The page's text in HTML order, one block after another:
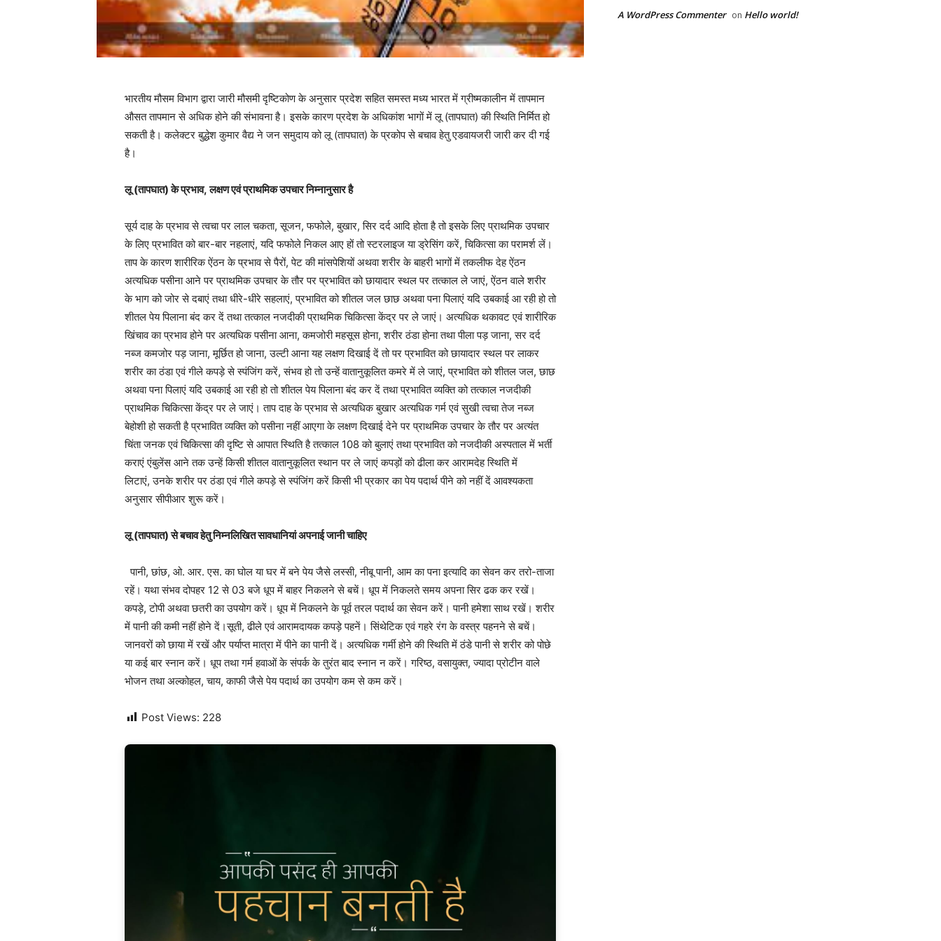
भारतीय मौसम विभाग द्वारा जारी मौसमी दृष्टिकोण के अनुसार प्रदेश सहित समस्त मध्य भारत में ग्रीष्मकालीन में तापमान
औसत तापमान से अधिक होने की संभावना है। इसके कारण प्रदेश के अधिकांश भागों में लू (तापघात) की स्थिति निर्मित हो
सकती है। कलेक्टर बुद्धेश कुमार वैद्य ने जन समुदाय को लू (तापघात) के प्रकोप से बचाव हेतु एडवायजरी जारी कर दी गई
है।
लू (तापघात) के प्रभाव, लक्षण एवं प्राथमिक उपचार निम्नानुसार है
सूर्य दाह के प्रभाव से त्वचा पर लाल चकता, सूजन, फफोले, बुखार, सिर दर्द आदि होता है तो इसके लिए प्राथमिक उपचार
के लिए प्रभावित को बार-बार नहलाएं, यदि फफोले निकल आए हों तो स्टरलाइज या ड्रेसिंग करें, चिकित्सा का परामर्श लें।
ताप के कारण शारीरिक ऐंठन के प्रभाव से पैरों, पेट की मांसपेशियों अथवा शरीर के बाहरी भागों में तकलीफ देह ऐंठन
अत्यधिक पसीना आने पर प्राथमिक उपचार के तौर पर प्रभावित को छायादार स्थल पर तत्काल ले जाएं, ऐंठन वाले शरीर
के भाग को जोर से दबाएं तथा धीरे-धीरे सहलाएं, प्रभावित को शीतल जल छाछ अथवा पना पिलाएं यदि उबकाई आ रही हो तो
शीतल पेय पिलाना बंद कर दें तथा तत्काल नजदीकी प्राथमिक चिकित्सा केंद्र पर ले जाएं। अत्यधिक थकावट एवं शारीरिक
खिंचाव का प्रभाव होने पर अत्यधिक पसीना आना, कमजोरी महसूस होना, शरीर ठंडा होना तथा पीला पड़ जाना, सर दर्द
नब्ज कमजोर पड़ जाना, मूर्छित हो जाना, उल्टी आना यह लक्षण दिखाई दें तो पर प्रभावित को छायादार स्थल पर लाकर
शरीर का ठंडा एवं गीले कपड़े से स्पंजिंग करें, संभव हो तो उन्हें वातानुकूलित कमरे में ले जाएं, प्रभावित को शीतल जल, छाछ
अथवा पना पिलाएं यदि उबकाई आ रही हो तो शीतल पेय पिलाना बंद कर दें तथा प्रभावित व्यक्ति को तत्काल नजदीकी
प्राथमिक चिकित्सा केंद्र पर ले जाएं। ताप दाह के प्रभाव से अत्यधिक बुखार अत्यधिक गर्म एवं सुखी त्वचा तेज नब्ज
बेहोशी हो सकती है प्रभावित व्यक्ति को पसीना नहीं आएगा के लक्षण दिखाई देने पर प्राथमिक उपचार के तौर पर अत्यंत
चिंता जनक एवं चिकित्सा की दृष्टि से आपात स्थिति है तत्काल 108 को बुलाएं तथा प्रभावित को नजदीकी अस्पताल में भर्ती
कराएं एंबुलेंस आने तक उन्हें किसी शीतल वातानुकूलित स्थान पर ले जाएं कपड़ों को ढीला कर आरामदेह स्थिति में
लिटाएं, उनके शरीर पर ठंडा एवं गीले कपड़े से स्पंजिंग करें किसी भी प्रकार का पेय पदार्थ पीने को नहीं दें आवश्यकता
अनुसार सीपीआर शुरू करें।
लू (तापघात) से बचाव हेतु निम्नलिखित सावधानियां अपनाई जानी चाहिए
पानी, छांछ, ओ. आर. एस. का घोल या घर में बने पेय जैसे लस्सी, नीबू पानी, आम का पना इत्यादि का सेवन कर तरो-ताजा
रहें। यथा संभव दोपहर 12 से 03 बजे धूप में बाहर निकलने से बचें। धूप में निकलते समय अपना सिर ढक कर रखें।
कपड़े, टोपी अथवा छतरी का उपयोग करें। धूप में निकलने के पूर्व तरल पदार्थ का सेवन करें। पानी हमेशा साथ रखें। शरीर
में पानी की कमी नहीं होने दें।सूती, ढीले एवं आरामदायक कपड़े पहनें। सिंथेटिक एवं गहरे रंग के वस्त्र पहनने से बचें।
जानवरों को छाया में रखें और पर्याप्त मात्रा में पीने का पानी दें। अत्यधिक गर्मी होने की स्थिति में ठंडे पानी से शरीर को पोछे
या कई बार स्नान करें। धूप तथा गर्म हवाओं के संपर्क के तुरंत बाद स्नान न करें। गरिष्ठ, वसायुक्त, ज्यादा प्रोटीन वाले
भोजन तथा अल्कोहल, चाय, काफी जैसे पेय पदार्थ का उपयोग कम से कम करें।
Post Views: 228
A WordPress Commenter on Hello world!